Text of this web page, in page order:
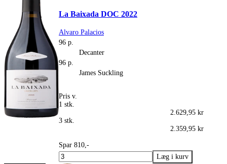
La Baixada DOC 2022
Alvaro Palacios
96 p.
Decanter
96 p.
James Suckling
Pris v.
1 stk.
2.629,95 kr
3 stk.
2.359,95 kr
Spar 810,-